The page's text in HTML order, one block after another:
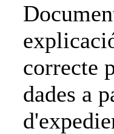
correcte
dades a